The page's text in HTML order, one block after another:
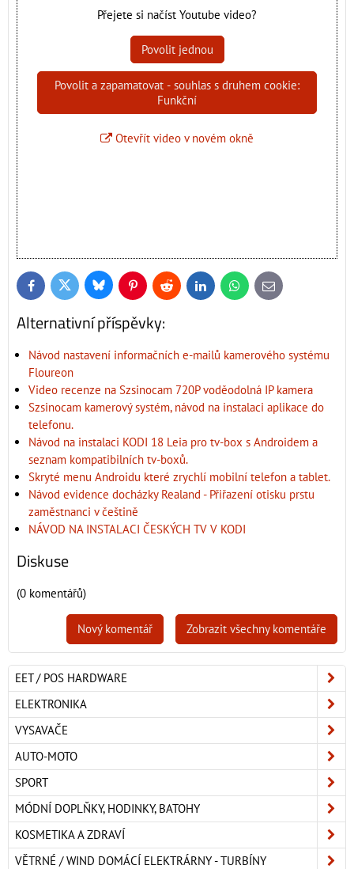
Přejete si načíst Youtube video?
Povolit jednou
Povolit a zapamatovat - souhlas s druhem cookie:
Funkční
Otevřít video v novém okně
FacebookTwitter BlueskyPinterestReddit LinkedInWhatsApp
E-
mail
Alternativní příspěvky:
Návod nastavení informačních e-mailů kamerového systému
Floureon
Video recenze na Szsinocam 720P voděodolná IP kamera
Szsinocam kamerový systém, návod na instalaci aplikace do
telefonu.
Návod na instalaci KODI 18 Leia pro tv-box s Androidem a
seznam kompatibilních tv-boxů.
Skryté menu Androidu které zrychlí mobilní telefon a tablet.
Návod evidence docházky Realand - Přiřazení otisku prstu
zaměstnanci v češtině
NÁVOD NA INSTALACI ČESKÝCH TV V KODI
Diskuse
(0 komentářů)
Zobrazit všechny komentáře
Nový komentář
EET / POS HARDWARE
ELEKTRONIKA
VYSAVAČE
AUTO-MOTO
SPORT
MÓDNÍ DOPLŇKY, HODINKY, BATOHY
KOSMETIKA A ZDRAVÍ
VĚTRNÉ / WIND DOMÁCÍ ELEKTRÁRNY - TURBÍNY